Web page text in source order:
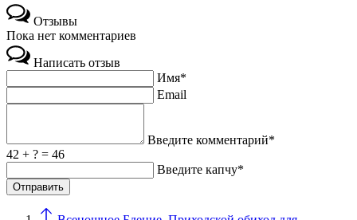
Отзывы
Пока нет комментариев
Написать отзыв
Имя*
Email
Введите комментарий*
42 + ? = 46
Введите капчу*